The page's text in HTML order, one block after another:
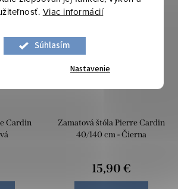
Viac informácií
Súhlasím
Nastavenie
Cardin
Zamatová štóla Pierre Cardin
40/140 cm - Čierna
15,90 €